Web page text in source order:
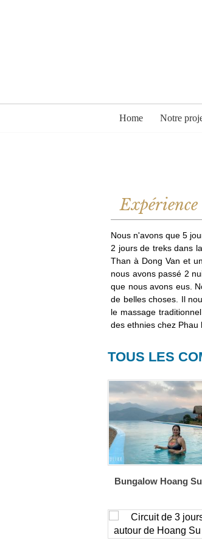
Home Notre
Nous n'avons que 5
2 jours de treks dans
Than à Dong Van et
nous avons passé 2
que nous avons eus.
de belles choses. Il
le massage
des ethnies chez
TOUS LES
Bungalow Hoang